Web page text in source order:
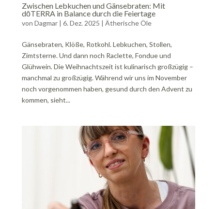
Zwischen Lebkuchen und Gänsebraten: Mit
dōTERRA in Balance durch die Feiertage
von Dagmar| 6. Dez. 2025 | Ätherische Öle
Gänsebraten, Klöße, Rotkohl. Lebkuchen, Stollen,
Zimtsterne. Und dann noch Raclette, Fondue und
Glühwein. Die Weihnachtszeit ist kulinarisch großzügig –
manchmal zu großzügig. Während wir uns im November
noch vorgenommen haben, gesund durch den Advent zu
kommen, sieht...